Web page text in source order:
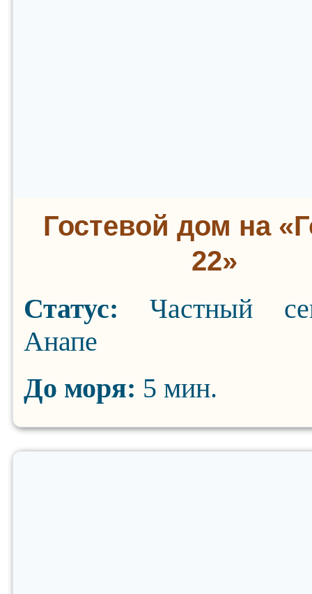
Гостевой дом на
22»
Статус:Частный
Анапе
До моря: 5 мин.